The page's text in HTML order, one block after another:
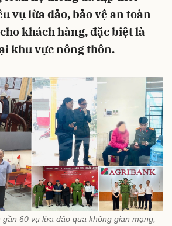
vụ lừa đảo, bảo vệ an toàn
khách hàng, đặc biệt là
khu vực nông thôn.
60 vụ lừa đảo qua không gian mạng,